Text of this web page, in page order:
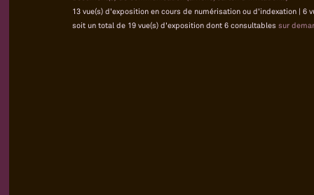
13 vue(s) d'exposition en cours de numérisation ou d'indexation | 6
soit un total de 19 vue(s) d'exposition dont 6 consultables sur